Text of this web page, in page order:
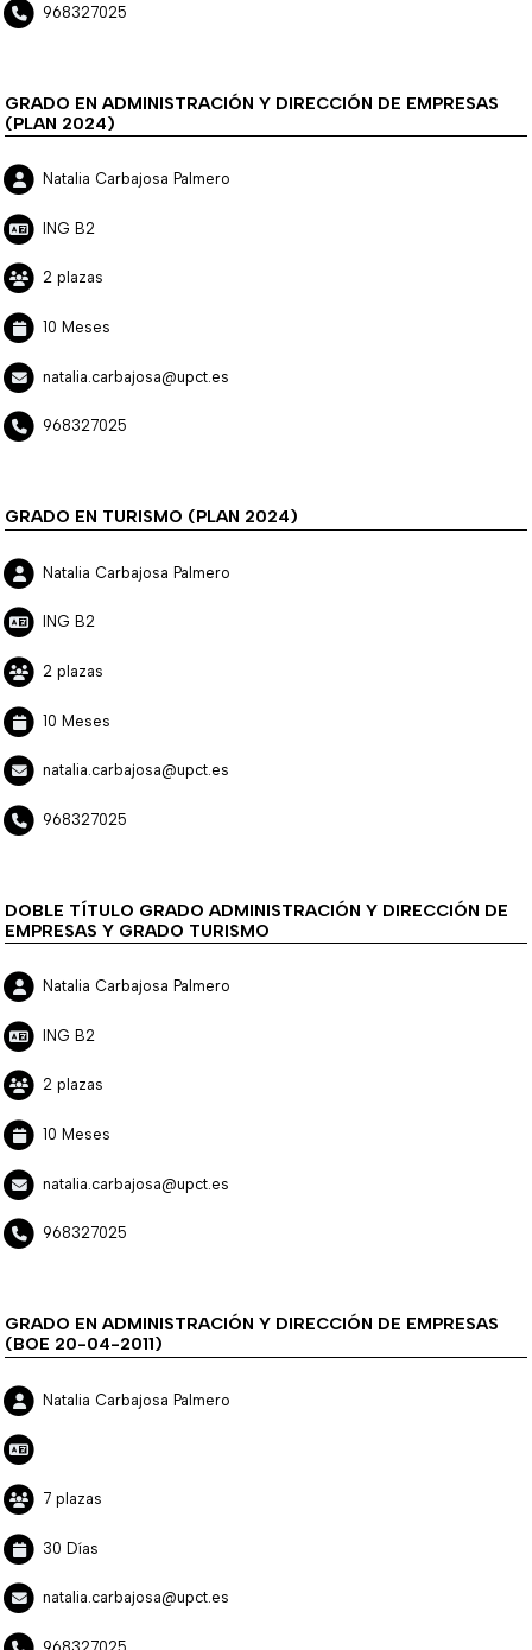
968327025
GRADO EN ADMINISTRACIÓN Y DIRECCIÓN DE EMPRESAS
(PLAN 2024)
Natalia Carbajosa Palmero
ING B2
2 plazas
10 Meses
natalia.carbajosa@upct.es
968327025
GRADO EN TURISMO (PLAN 2024)
Natalia Carbajosa Palmero
ING B2
2 plazas
10 Meses
natalia.carbajosa@upct.es
968327025
DOBLE TÍTULO GRADO ADMINISTRACIÓN Y DIRECCIÓN DE
EMPRESAS Y GRADO TURISMO
Natalia Carbajosa Palmero
ING B2
2 plazas
10 Meses
natalia.carbajosa@upct.es
968327025
GRADO EN ADMINISTRACIÓN Y DIRECCIÓN DE EMPRESAS
(BOE 20-04-2011)
Natalia Carbajosa Palmero
7 plazas
30 Días
natalia.carbajosa@upct.es